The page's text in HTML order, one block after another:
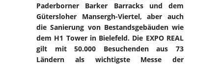
Paderborner Barker Barracks und dem
Gütersloher Mansergh-Viertel, aber auch
die Sanierung von Bestandsgebäuden wie
dem H1 Tower in Bielefeld. Die EXPO REAL
gilt mit 50.000 Besuchenden aus 73
Ländern als wichtigste Messe der